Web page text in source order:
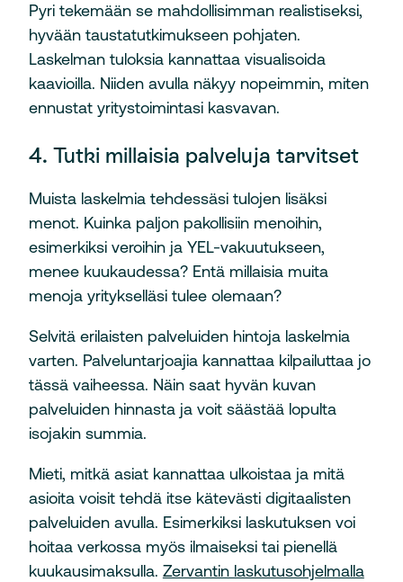
Pyri tekemään se mahdollisimman realistiseksi,
hyvään taustatutkimukseen pohjaten.
Laskelman tuloksia kannattaa visualisoida
kaavioilla. Niiden avulla näkyy nopeimmin, miten
ennustat yritystoimintasi kasvavan.
4. Tutki millaisia palveluja tarvitset
Muista laskelmia tehdessäsi tulojen lisäksi
menot. Kuinka paljon pakollisiin menoihin,
esimerkiksi veroihin ja YEL-vakuutukseen,
menee kuukaudessa? Entä millaisia muita
menoja yritykselläsi tulee olemaan?
Selvitä erilaisten palveluiden hintoja laskelmia
varten. Palveluntarjoajia kannattaa kilpailuttaa jo
tässä vaiheessa. Näin saat hyvän kuvan
palveluiden hinnasta ja voit säästää lopulta
isojakin summia.
Mieti, mitkä asiat kannattaa ulkoistaa ja mitä
asioita voisit tehdä itse kätevästi digitaalisten
palveluiden avulla. Esimerkiksi laskutuksen voi
hoitaa verkossa myös ilmaiseksi tai pienellä
kuukausimaksulla. Zervantin laskutusohjelmalla